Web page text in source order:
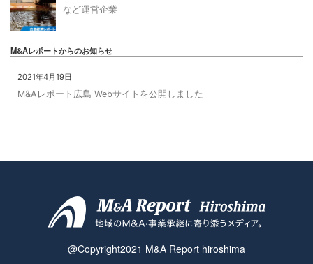
など運営企業
M&Aレポートからのお知らせ
2021年4月19日
M&Aレポート広島 Webサイトを公開しました
@Copyright2021 M&A Report hiroshima